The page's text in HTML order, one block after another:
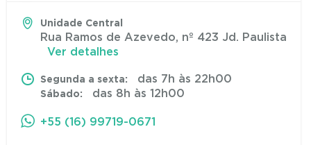
Unidade Central
Rua Ramos de Azevedo, nº 423 Jd. Paulista
Ver detalhes
Segunda a sexta: das 7h às 22h00
Sábado: das 8h às 12h00
+55 (16) 99719-0671